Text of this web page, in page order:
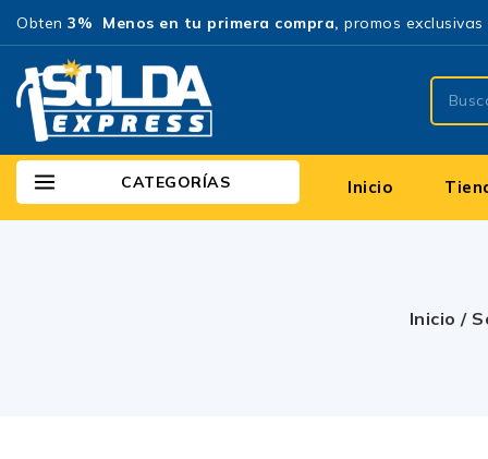
Obten 3% Menos en tu primera compra, promos
CATEGORÍAS Inicio
Inicio /